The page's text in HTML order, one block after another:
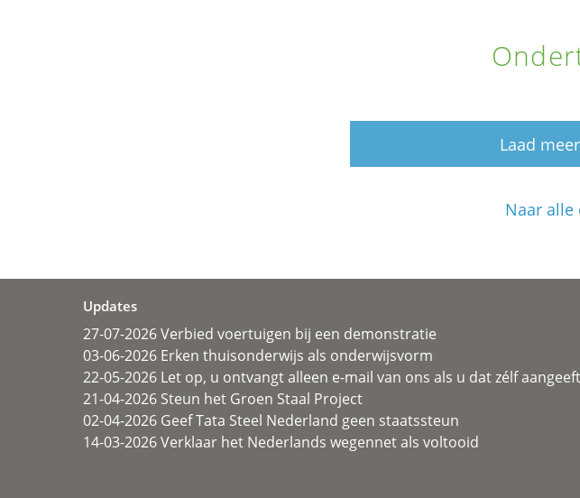
Laad
Naar alle
Updates
27-07-2026 Verbied voertuigen bij een demonstratie
03-06-2026 Erken thuisonderwijs als onderwijsvorm
22-05-2026 Let op, u ontvangt alleen e-mail van ons als u dat zélf aangeeft
21-04-2026 Steun het Groen Staal Project
02-04-2026 Geef Tata Steel Nederland geen staatssteun
14-03-2026 Verklaar het Nederlands wegennet als voltooid